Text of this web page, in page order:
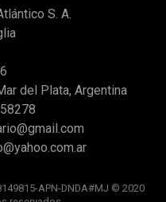
S. A.
del Plata, Argentina
APN-DNDA#MJ © 2020